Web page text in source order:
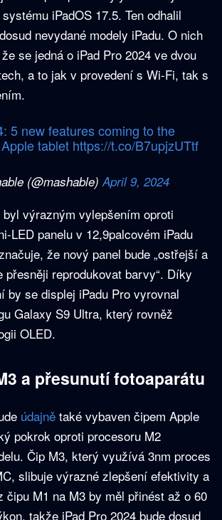
iPadOS 17.5. Ten odhalil
nevydané modely iPadu. O nich
se jedná o iPad Pro 2024 ve dvou
a to jak v provedení s Wi-Fi, tak s
5 new features coming to the
tablet https://t.co/B7upjzUTtf
(@mashable)April 9, 2024
výrazným vylepšením oproti
LED panelu v 12,9palcovém iPadu
že nový panel bude „ostřejší a
přesněji reprodukovat barvy“. Díky
by se displej iPadu Pro vyrovnal
Galaxy S9 Ultra, který rovněž
OLED.
a přesunutí fotoaparátu
údajně také vybaven čipem Apple
pokrok oproti procesoru M2
Čip M3, který využívá 3nm proces
slibuje výrazné zlepšení efektivity a
čipu M1 na M3 by měl přinést až o 60
takže iPad Pro 2024 bude dosud